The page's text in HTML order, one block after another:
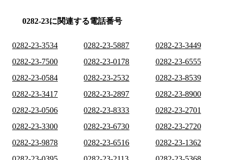
0282-23に関連する電話番号
0282-23-3534 0282-23-5887
0282-23-3449
0282-23-7500
0282-23-0178
0282-23-6555
0282-23-0584
0282-23-2532
0282-23-8539
0282-23-3417
0282-23-2897
0282-23-8900
0282-23-0506
0282-23-8333
0282-23-2701
0282-23-3300
0282-23-6730
0282-23-2720
0282-23-9878
0282-23-6516
0282-23-1362